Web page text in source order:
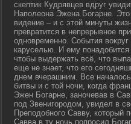
скептик Кудрявцев вдруг
Наполеона Эжена Богарне.
видение – и с этой минуты
превратится в непрерывное
одновременно. События
каруселью. И ему
чтобы выдержать всё, что
еще не знает, что его
днем вчерашним. Все
битвы и с той ночи, когда
Эжен Богарне, заночевав в
под Звенигородом, увидел в
Преподобного Савву, который
Савва в ту ночь попросил